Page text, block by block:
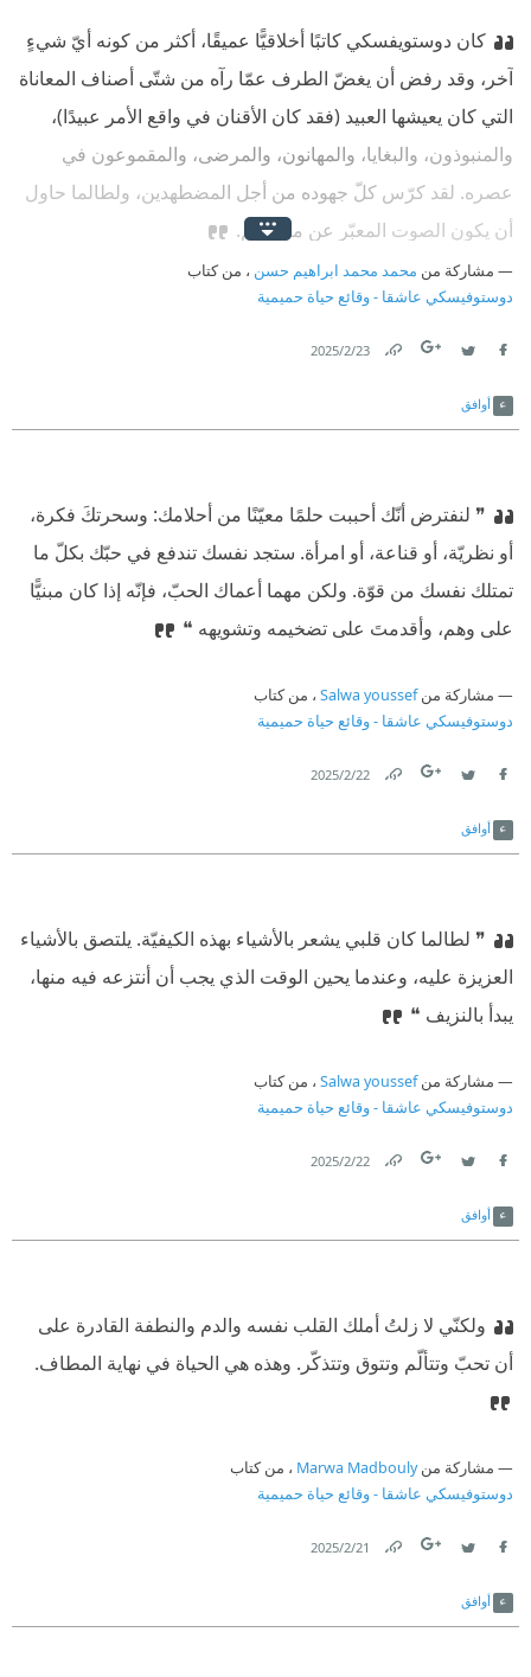
كان دوستويفسكي كاتبًا أخلاقيًّا عميقًا، أكثر من كونه أيّ شيءٍ
آخر، وقد رفض أن يغضّ الطرف عمّا رآه من شتّى أصناف المعاناة
التي كان يعيشها العبيد (فقد كان الأقنان في واقع الأمر عبيدًا)،
والمنبوذون، والبغايا، والمهانون، والمرضى، والمقموعون في
عصره. لقد كرّس كلّ جهوده من أجل المضطهدين، ولطالما حاول
أن يكون الصوت المعبّر عن معاناتهم.
مشاركة من محمد محمد ابراهيم حسن ، من كتاب
دوستوفيسكي عاشقا - وقائع حياة حميمية
23‏/2‏/2025
أوافق
❞ لنفترض أنّك أحببت حلمًا معيّنًا من أحلامك: وسحرتكَ فكرة،
أو نظريّة، أو قناعة، أو امرأة. ستجد نفسك تندفع في حبّك بكلّ ما
تمتلك نفسك من قوّة. ولكن مهما أعماك الحبّ، فإنّه إذا كان مبنيًّا
على وهم، وأقدمتَ على تضخيمه وتشويهه ❝
مشاركة منSalwa youssef ، من كتاب
دوستوفيسكي عاشقا - وقائع حياة حميمية
22‏/2‏/2025
أوافق
❞ لطالما كان قلبي يشعر بالأشياء بهذه الكيفيّة. يلتصق بالأشياء
العزيزة عليه، وعندما يحين الوقت الذي يجب أن أنتزعه فيه منها،
يبدأ بالنزيف ❝
مشاركة منSalwa youssef ، من كتاب
دوستوفيسكي عاشقا - وقائع حياة حميمية
22‏/2‏/2025
أوافق
ولكنّي لا زلتُ أملك القلب نفسه والدم والنطفة القادرة على
أن تحبّ وتتألّم وتتوق وتتذكّر. وهذه هي الحياة في نهاية المطاف.
مشاركة منMarwa Madbouly ، من كتاب
دوستوفيسكي عاشقا - وقائع حياة حميمية
21‏/2‏/2025
أوافق